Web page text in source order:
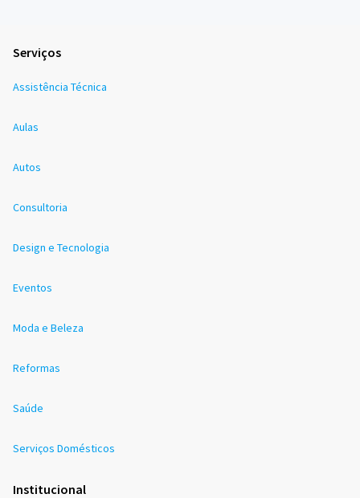
Serviços
Assistência Técnica
Aulas
Autos
Consultoria
Design e Tecnologia
Eventos
Moda e Beleza
Reformas
Saúde
Serviços Domésticos
Institucional